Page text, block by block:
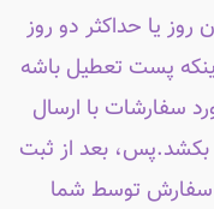
یا حداکثر دو روز
پست تعطیل باشه
سفارشات با ارسال
بعد از ثبت
سفارش توسط شما